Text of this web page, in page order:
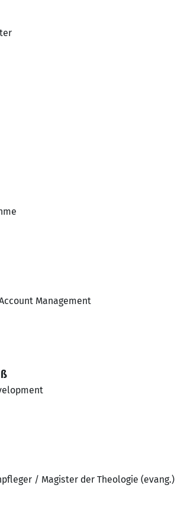
Management
/ Magister der Theologie (evang.)